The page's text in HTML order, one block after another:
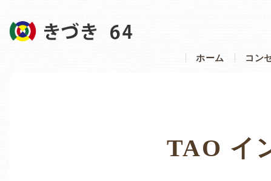
ホーム コン
TAO イ